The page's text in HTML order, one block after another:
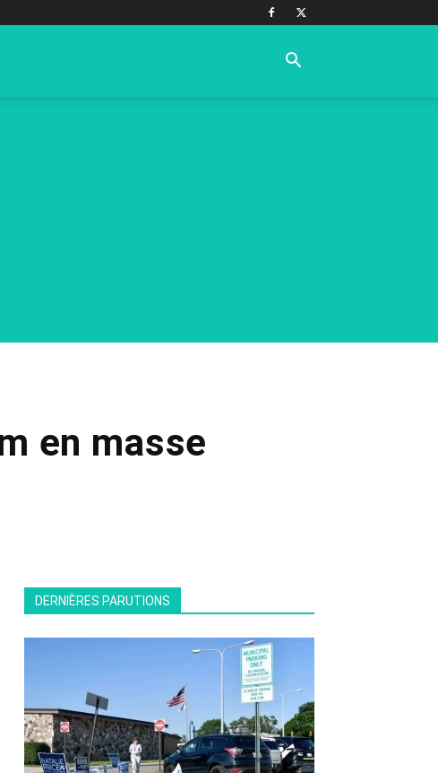
en masse
DERNIÈRES PARUTIONS